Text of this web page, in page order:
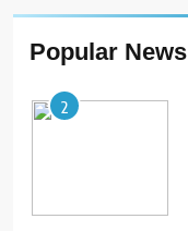
Popular News
3